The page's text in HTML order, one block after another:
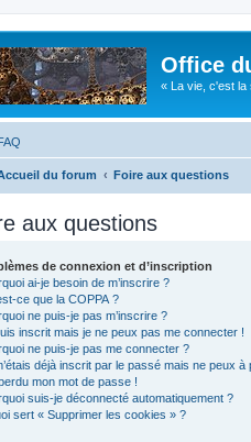
Office
« La vie, c'est la
du forum Foire aux questions
aux questions
de connexion et d’inscription
ai-je besoin de m’inscrire ?
ce que la COPPA ?
ne puis-je pas m’inscrire ?
inscrit mais je ne peux pas me connecter !
ne puis-je pas me connecter ?
déjà inscrit par le passé mais ne peux
mon mot de passe !
suis-je déconnecté automatiquement ?
sert « Supprimer les cookies » ?